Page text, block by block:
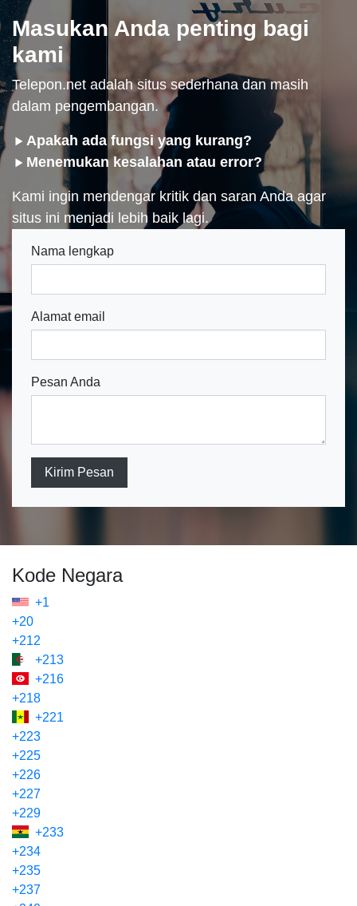
Masukan Anda penting bagi
kami
Telepon.net adalah situs sederhana dan masih
dalam pengembangan.
Apakah ada fungsi yang kurang?
Menemukan kesalahan atau error?
Kami ingin mendengar kritik dan saran Anda agar
situs ini menjadi lebih baik lagi.
Nama lengkap
Alamat email
Pesan Anda
Kirim Pesan
Kode Negara
+1
+20
+212
+213
+216
+218
+221
+223
+225
+226
+227
+229
+233
+234
+235
+237